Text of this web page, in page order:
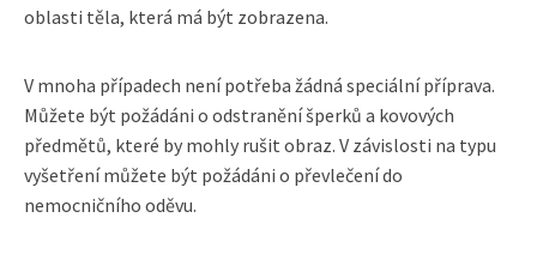
oblasti těla, která má být zobrazena.
V mnoha případech není potřeba žádná speciální příprava.
Můžete být požádáni o odstranění šperků a kovových
předmětů, které by mohly rušit obraz. V závislosti na typu
vyšetření můžete být požádáni o převlečení do
nemocničního oděvu.